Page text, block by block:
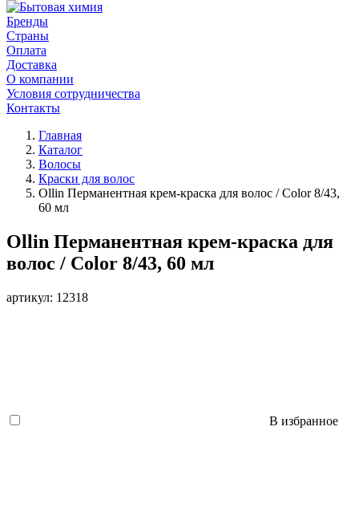
Бренды
Страны
Оплата
Доставка
О компании
Условия сотрудничества
Контакты
Главная
Каталог
Волосы
Краски для волос
Ollin Перманентная крем-краска для волос / Color 8/43,
60 мл
Ollin Перманентная крем-краска для
волос / Color 8/43, 60 мл
артикул: 12318
В избранное